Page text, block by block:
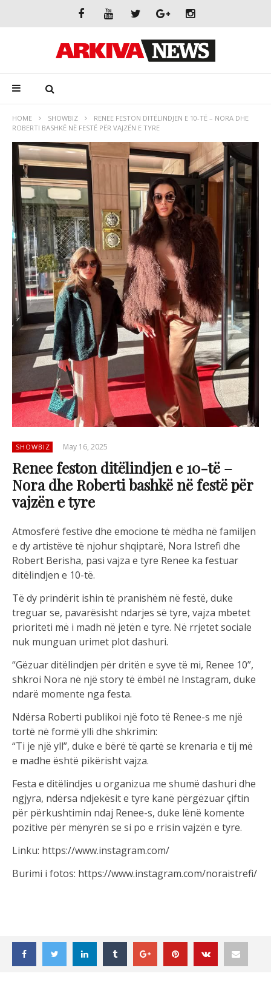
HOME SHOWBIZ
RENEE FESTON DITËLINDJEN E 10-TË – NORA DHE
ROBERTI BASHKË NË FESTË PËR VAJZËN E TYRE
SHOWBIZ May 16, 2025
Renee feston ditëlindjen e 10-të –
Nora dhe Roberti bashkë në festë për
vajzën e tyre
Atmosferë festive dhe emocione të mëdha në familjen
e dy artistëve të njohur shqiptarë, Nora Istrefi dhe
Robert Berisha, pasi vajza e tyre Renee ka festuar
ditëlindjen e 10-të.
Të dy prindërit ishin të pranishëm në festë, duke
treguar se, pavarësisht ndarjes së tyre, vajza mbetet
prioriteti më i madh në jetën e tyre. Në rrjetet sociale
nuk munguan urimet plot dashuri.
“Gëzuar ditëlindjen për dritën e syve të mi, Renee 10”,
shkroi Nora në një story të ëmbël në Instagram, duke
ndarë momente nga festa.
Ndërsa Roberti publikoi një foto të Renee-s me një
tortë në formë ylli dhe shkrimin:
“Ti je një yll”, duke e bërë të qartë se krenaria e tij më
e madhe është pikërisht vajza.
Festa e ditëlindjes u organizua me shumë dashuri dhe
ngjyra, ndërsa ndjekësit e tyre kanë përgëzuar çiftin
për përkushtimin ndaj Renee-s, duke lënë komente
pozitive për mënyrën se si po e rrisin vajzën e tyre.
Linku: https://www.instagram.com/
Burimi i fotos: https://www.instagram.com/noraistrefi/